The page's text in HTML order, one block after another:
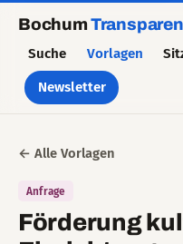
Bochum
Suche Vorlagen
Newsletter
← Alle Vorlagen
Anfrage
Förderung